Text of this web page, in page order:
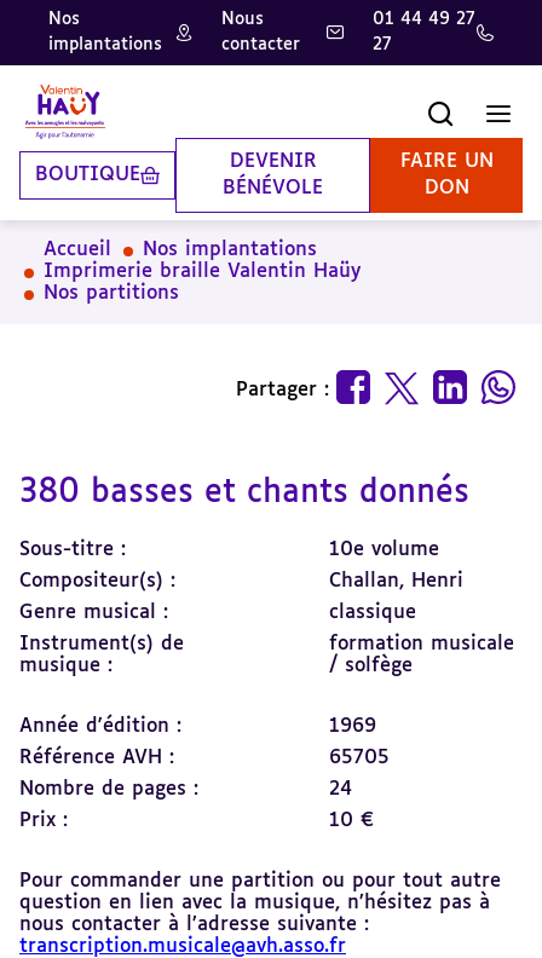
Aller
contenu
principal
Aller
pied
de
page
Aller
la
recherche
Nos
implantations
Nous
contacter
01 44 49 27
27
BOUTIQUE
DEVENIR
BÉNÉVOLE
FAIRE UN
DON
Accueil
Nos implantations
Imprimerie braille Valentin Haüy
Nos partitions
Partager :
380 basses et chants donnés
Sous-titre :
10e volume
Compositeur(s) :
Challan, Henri
Genre musical :
classique
Instrument(s) de
musique :
formation musicale
/ solfège
Année d'édition :
1969
Référence AVH :
65705
Nombre de pages :
24
Prix :
10 €
Pour commander une partition ou pour tout autre
question en lien avec la musique, n’hésitez pas à
nous contacter à l’adresse suivante :
transcription.musicale@avh.asso.fr